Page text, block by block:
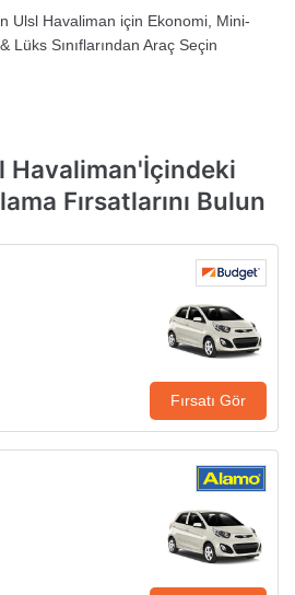
Ulsl Havaliman için Ekonomi, Mini-
Lüks Sınıflarından Araç Seçin
Havaliman'İçindeki
Fırsatlarını Bulun
Fırsatı Gör